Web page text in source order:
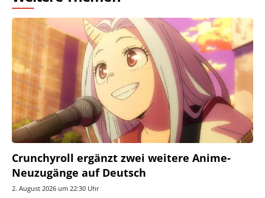
Crunchyroll ergänzt zwei weitere Anime-
Neuzugänge auf Deutsch
2. August 2026 um 22:30 Uhr